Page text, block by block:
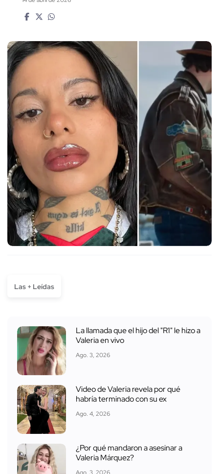
Las + Leídas
La llamada que el hijo del "R1" le hizo a
Valeria en vivo
Ago. 3, 2026
Video de Valeria revela por qué
habría terminado con su ex
Ago. 4, 2026
¿Por qué mandaron a asesinar a
Valeria Márquez?
Ago. 3, 2026